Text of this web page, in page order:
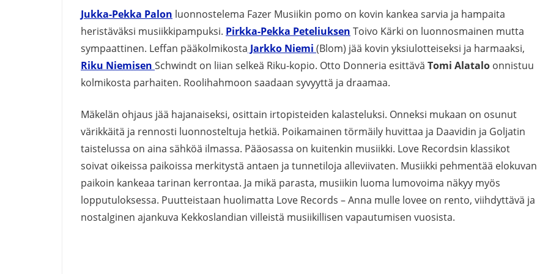
Jukka-Pekka Palon luonnostelema Fazer Musiikin pomo on kovin kankea sarvia ja hampaita
heristäväksi musiikkipampuksi. Pirkka-Pekka Peteliuksen Toivo Kärki on luonnosmainen mutta
sympaattinen. Leffan pääkolmikosta Jarkko Niemi (Blom) jää kovin yksiulotteiseksi ja harmaaksi,
Riku Niemisen Schwindt on liian selkeä Riku-kopio. Otto Donneria esittävä Tomi Alatalo onnistuu
kolmikosta parhaiten. Roolihahmoon saadaan syvyyttä ja draamaa.
Mäkelän ohjaus jää hajanaiseksi, osittain irtopisteiden kalasteluksi. Onneksi mukaan on osunut
värikkäitä ja rennosti luonnosteltuja hetkiä. Poikamainen törmäily huvittaa ja Daavidin ja Goljatin
taistelussa on aina sähköä ilmassa. Pääosassa on kuitenkin musiikki. Love Recordsin klassikot
soivat oikeissa paikoissa merkitystä antaen ja tunnetiloja alleviivaten. Musiikki pehmentää elokuvan
paikoin kankeaa tarinan kerrontaa. Ja mikä parasta, musiikin luoma lumovoima näkyy myös
lopputuloksessa. Puutteistaan huolimatta Love Records – Anna mulle lovee on rento, viihdyttävä ja
nostalginen ajankuva Kekkoslandian villeistä musiikillisen vapautumisen vuosista.